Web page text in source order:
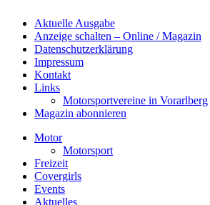
Aktuelle Ausgabe
Anzeige schalten – Online / Magazin
Datenschutzerklärung
Impressum
Kontakt
Links
Motorsportvereine in Vorarlberg
Magazin abonnieren
Motor
Motorsport
Freizeit
Covergirls
Events
Aktuelles